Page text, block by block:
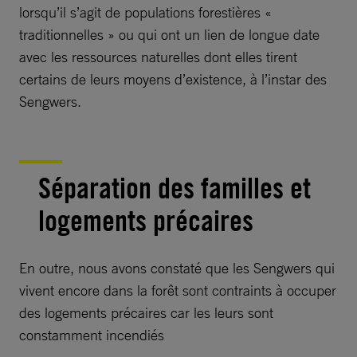
lorsqu’il s’agit de populations forestières «
traditionnelles » ou qui ont un lien de longue date
avec les ressources naturelles dont elles tirent
certains de leurs moyens d’existence, à l’instar des
Sengwers.
Séparation des familles et
logements précaires
En outre, nous avons constaté que les Sengwers qui
vivent encore dans la forêt sont contraints à occuper
des logements précaires car les leurs sont
constamment incendiés